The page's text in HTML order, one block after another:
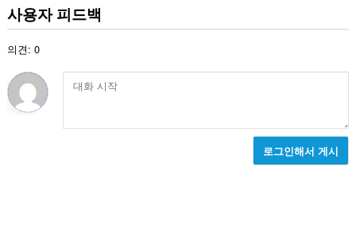
사용자 피드백
의견: 0
로그인해서 게시